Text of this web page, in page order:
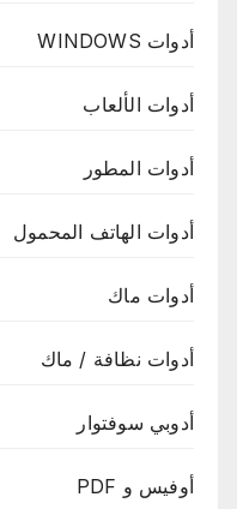
أدوات WINDOWS
أدوات الألعاب
أدوات المطور
أدوات الهاتف المحمول
أدوات ماك
أدوات نظافة / ماك
أدوبي سوفتوار
أوفيس و PDF